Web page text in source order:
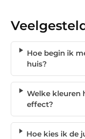
Hoe begin ik
huis?
Welke kleuren
effect?
Hoe kies ik de